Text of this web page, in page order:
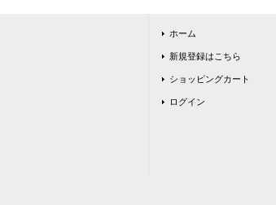
ホーム
新規登録はこちら
ショッピングカート
ログイン